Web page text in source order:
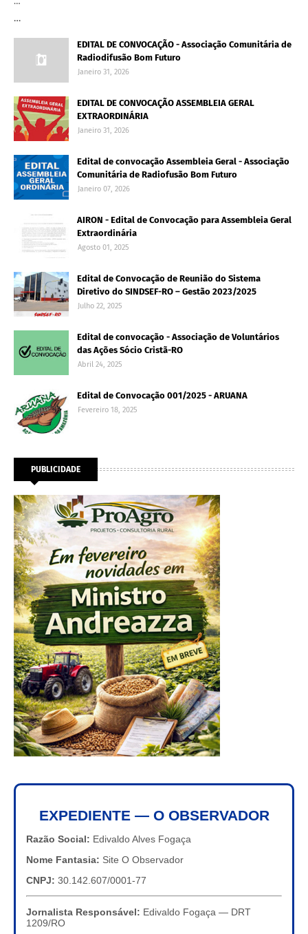
…
EDITAL DE CONVOCAÇÃO - Associação Comunitária de
Radiodifusão Bom Futuro
Janeiro 31, 2026
EDITAL DE CONVOCAÇÃO ASSEMBLEIA GERAL
EXTRAORDINÁRIA
Janeiro 31, 2026
Edital de convocação Assembleia Geral - Associação
Comunitária de Radiofusão Bom Futuro
Janeiro 07, 2026
AIRON - Edital de Convocação para Assembleia Geral
Extraordinária
Agosto 01, 2025
Edital de Convocação de Reunião do Sistema
Diretivo do SINDSEF-RO – Gestão 2023/2025
Julho 22, 2025
Edital de convocação - Associação de Voluntários
das Ações Sócio Cristã-RO
Abril 24, 2025
Edital de Convocação 001/2025 - ARUANA
Fevereiro 18, 2025
PUBLICIDADE
EXPEDIENTE — O OBSERVADOR
Razão Social: Edivaldo Alves Fogaça
Nome Fantasia: Site O Observador
CNPJ: 30.142.607/0001-77
Jornalista Responsável: Edivaldo Fogaça — DRT
1209/RO